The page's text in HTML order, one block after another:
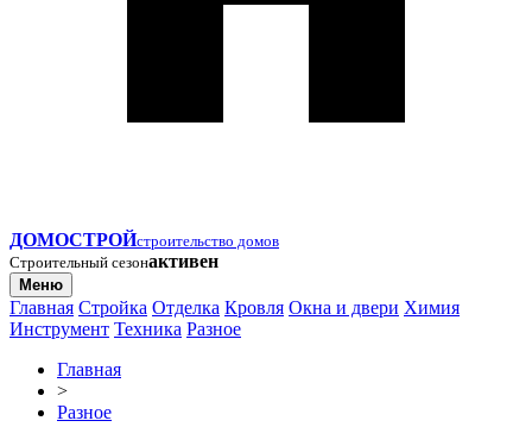
ДОМОСТРОЙстроительство домов
Строительный сезонактивен
Меню
Главная Стройка Отделка Кровля Окна и двери Химия
Инструмент Техника Разное
Главная
>
Разное